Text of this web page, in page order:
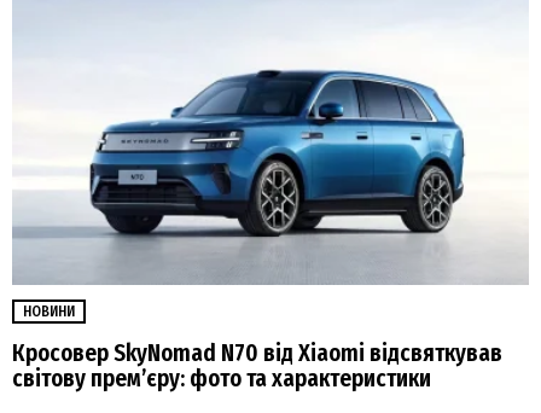
НОВИНИ
Кросовер SkyNomad N70 від Xiaomi відсвяткував
світову прем’єру: фото та характеристики